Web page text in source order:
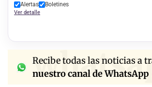
Alertas Boletines
Ver detalle
Recibe todas las noticias a
nuestro canal de WhatsApp